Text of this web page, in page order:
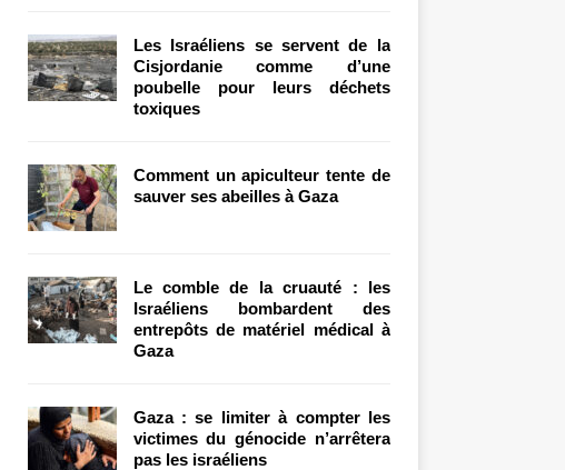
Les Israéliens se servent de la
Cisjordanie comme d’une
poubelle pour leurs déchets
toxiques
Comment un apiculteur tente de
sauver ses abeilles à Gaza
Le comble de la cruauté : les
Israéliens bombardent des
entrepôts de matériel médical à
Gaza
Gaza : se limiter à compter les
victimes du génocide n’arrêtera
pas les israéliens